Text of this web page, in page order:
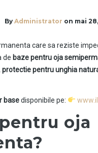
By Administrator on mai
care sa reziste
de baze pentru oja
protectie pentru unghia
basedisponibile pe:
oja